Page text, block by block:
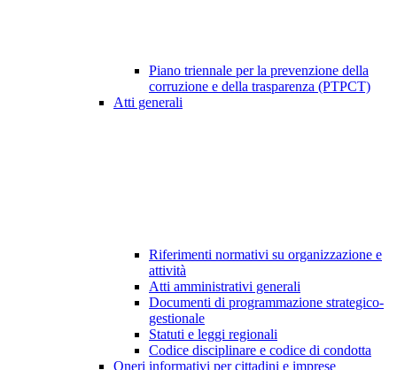
Piano triennale per la prevenzione della
corruzione e della trasparenza (PTPCT)
Atti generali
Riferimenti normativi su organizzazione e
attività
Atti amministrativi generali
Documenti di programmazione strategico-
gestionale
Statuti e leggi regionali
Codice disciplinare e codice di condotta
Oneri informativi per cittadini e imprese